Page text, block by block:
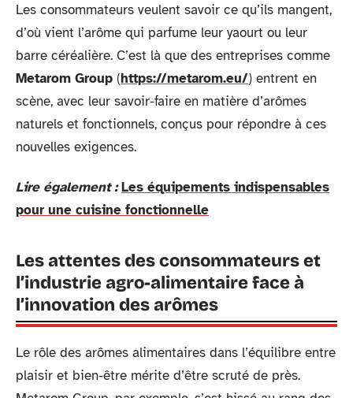
Les consommateurs veulent savoir ce qu’ils mangent,
d’où vient l’arôme qui parfume leur yaourt ou leur
barre céréalière. C’est là que des entreprises comme
Metarom Group (https://metarom.eu/) entrent en
scène, avec leur savoir-faire en matière d’arômes
naturels et fonctionnels, conçus pour répondre à ces
nouvelles exigences.
Lire également : Les équipements indispensables
pour une cuisine fonctionnelle
Les attentes des consommateurs et
l’industrie agro-alimentaire face à
l’innovation des arômes
Le rôle des arômes alimentaires dans l’équilibre entre
plaisir et bien-être mérite d’être scruté de près.